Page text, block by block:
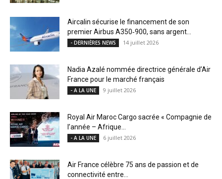
Aircalin sécurise le financement de son
premier Airbus A350‑900, sans argent...
- DERNIÈRES NEWS 14 juillet 2026
Nadia Azalé nommée directrice générale d’Air
France pour le marché français
- A LA UNE 9 juillet 2026
Royal Air Maroc Cargo sacrée « Compagnie de
l’année – Afrique...
- A LA UNE 6 juillet 2026
Air France célèbre 75 ans de passion et de
connectivité entre...